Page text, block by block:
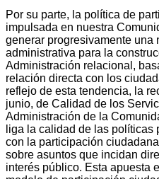
Por su parte, la política de
impulsada en nuestra
generar progresivamente una
administrativa para la
Administración relacional,
relación directa con los
reflejo de esta tendencia, la
junio, de Calidad de los
Administración de la
liga la calidad de las políticas
con la participación
sobre asuntos que incidan
interés público. Esta apuesta